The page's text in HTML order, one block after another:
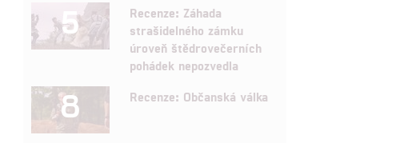
5
Recenze: Záhada
strašidelného zámku
úroveň štědrovečerních
pohádek nepozvedla
8 Recenze: Občanská válka